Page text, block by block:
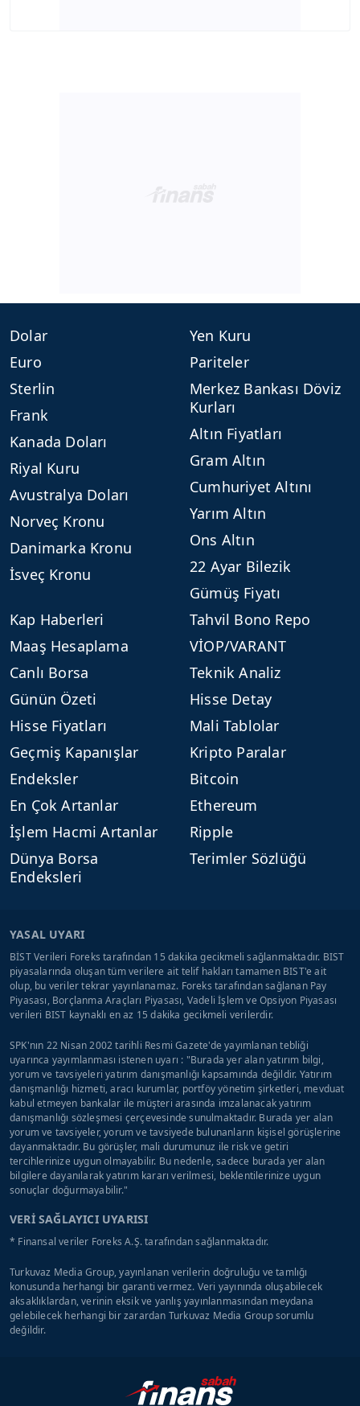
Dolar
Euro
Sterlin
Frank
Kanada Doları
Riyal Kuru
Avustralya Doları
Norveç Kronu
Danimarka Kronu
İsveç Kronu
Yen Kuru
Pariteler
Merkez Bankası Döviz
Kurları
Altın Fiyatları
Gram Altın
Cumhuriyet Altını
Yarım Altın
Ons Altın
22 Ayar Bilezik
Gümüş Fiyatı
Kap Haberleri
Maaş Hesaplama
Canlı Borsa
Günün Özeti
Hisse Fiyatları
Geçmiş Kapanışlar
Endeksler
En Çok Artanlar
İşlem Hacmi Artanlar
Dünya Borsa
Endeksleri
Tahvil Bono Repo
VİOP/VARANT
Teknik Analiz
Hisse Detay
Mali Tablolar
Kripto Paralar
Bitcoin
Ethereum
Ripple
Terimler Sözlüğü
YASAL UYARI
BİST Verileri Foreks tarafından 15 dakika gecikmeli sağlanmaktadır. BIST
piyasalarında oluşan tüm verilere ait telif hakları tamamen BIST'e ait
olup, bu veriler tekrar yayınlanamaz. Foreks tarafından sağlanan Pay
Piyasası, Borçlanma Araçları Piyasası, Vadeli İşlem ve Opsiyon Piyasası
verileri BIST kaynaklı en az 15 dakika gecikmeli verilerdir.
SPK'nın 22 Nisan 2002 tarihli Resmi Gazete'de yayımlanan tebliği
uyarınca yayımlanması istenen uyarı : "Burada yer alan yatırım bilgi,
yorum ve tavsiyeleri yatırım danışmanlığı kapsamında değildir. Yatırım
danışmanlığı hizmeti, aracı kurumlar, portföy yönetim şirketleri, mevduat
kabul etmeyen bankalar ile müşteri arasında imzalanacak yatırım
danışmanlığı sözleşmesi çerçevesinde sunulmaktadır. Burada yer alan
yorum ve tavsiyeler, yorum ve tavsiyede bulunanların kişisel görüşlerine
dayanmaktadır. Bu görüşler, mali durumunuz ile risk ve getiri
tercihlerinize uygun olmayabilir. Bu nedenle, sadece burada yer alan
bilgilere dayanılarak yatırım kararı verilmesi, beklentilerinize uygun
sonuçlar doğurmayabilir."
VERİ SAĞLAYICI UYARISI
* Finansal veriler Foreks A.Ş. tarafından sağlanmaktadır.
Turkuvaz Media Group, yayınlanan verilerin doğruluğu ve tamlığı
konusunda herhangi bir garanti vermez. Veri yayınında oluşabilecek
aksaklıklardan, verinin eksik ve yanlış yayınlanmasından meydana
gelebilecek herhangi bir zarardan Turkuvaz Media Group sorumlu
değildir.